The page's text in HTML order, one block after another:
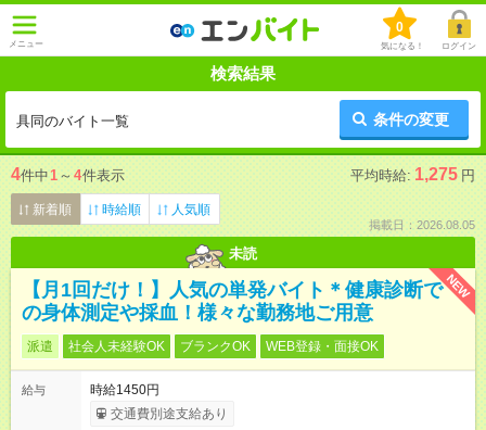
メニュー
0
気になる！ ログイン
検索結果
具同のバイト一覧 条件の変更
4件中1 ～ 4件表示 平均時給: 1,275 円
新着順 時給順 人気順
掲載日：2026.08.05
未読
NEW
【月1回だけ！】人気の単発バイト＊健康診断で
の身体測定や採血！様々な勤務地ご用意
派遣 社会人未経験OK ブランクOK WEB登録・面接OK
給与
時給1450円
交通費別途支給あり